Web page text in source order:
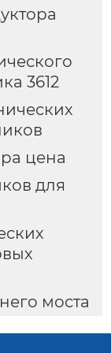
3612
цена
для
моста